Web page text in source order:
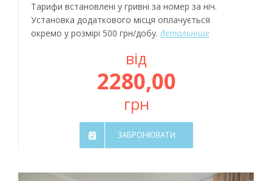
Тарифи встановлені у гривні за номер за ніч.
Установка додаткового місця оплачується
окремо у розмірі 500 грн/добу. детальніше
від
2280,00
грн
ЗАБРОНЮВАТИ